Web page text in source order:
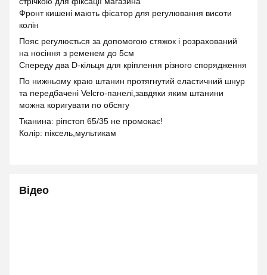
Фронт кишені мають фісатор для регулювання висоти
колін
Пояс регулюється за допомогою стяжок і розрахований
на носіння з ременем до 5см
Спереду два D-кільця для кріплення різного спорядження
По нижньому краю штанин протягнутий еластичний шнур
та передбачені Velcro-панелі,завдяки яким штанини
можна коригувати по обсягу
Тканина: ріпстоп 65/35 не промокає!
Колір: піксель,мультикам
Відео